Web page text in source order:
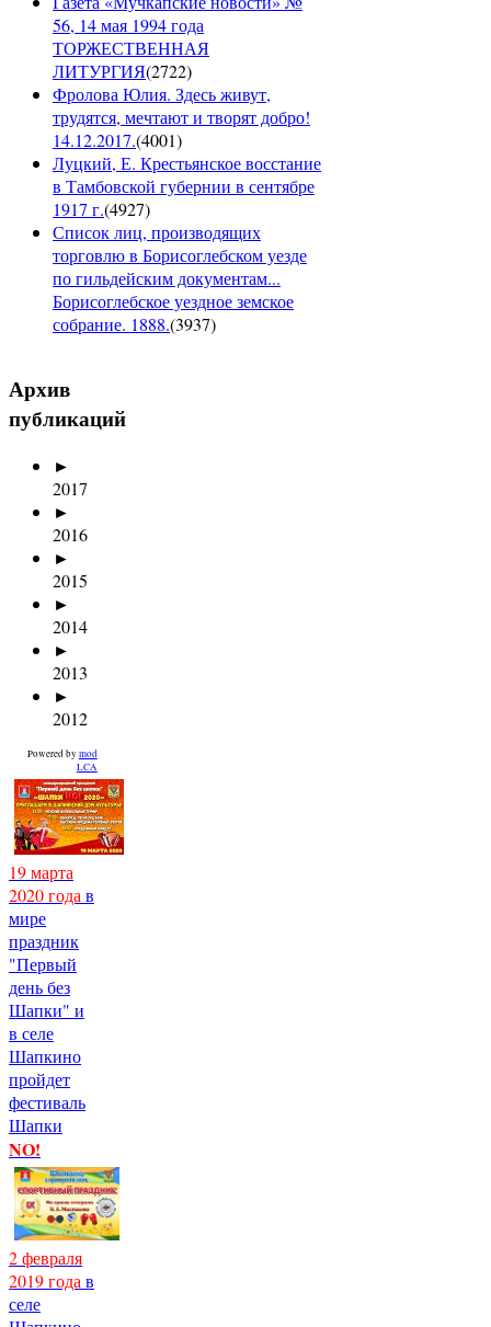
56, 14 мая 1994 года
ТОРЖЕСТВЕННАЯ
ЛИТУРГИЯ(2722)
Фролова Юлия. Здесь живут,
трудятся, мечтают и творят добро!
14.12.2017.(4001)
Луцкий, Е. Крестьянское восстание
в Тамбовской губернии в сентябре
1917 г.(4927)
Список лиц, производящих
торговлю в Борисоглебском уезде
по гильдейским документам...
Борисоглебское уездное земское
собрание. 1888.(3937)
Архив
публикаций
►
2017
►
2016
►
2015
►
2014
►
2013
►
2012
Powered by mod
LCA
19 марта
2020 года в
мире
праздник
"Первый
день без
Шапки" и
в селе
Шапкино
пройдет
фестиваль
Шапки
NO!
2 февраля
2019 года в
селе